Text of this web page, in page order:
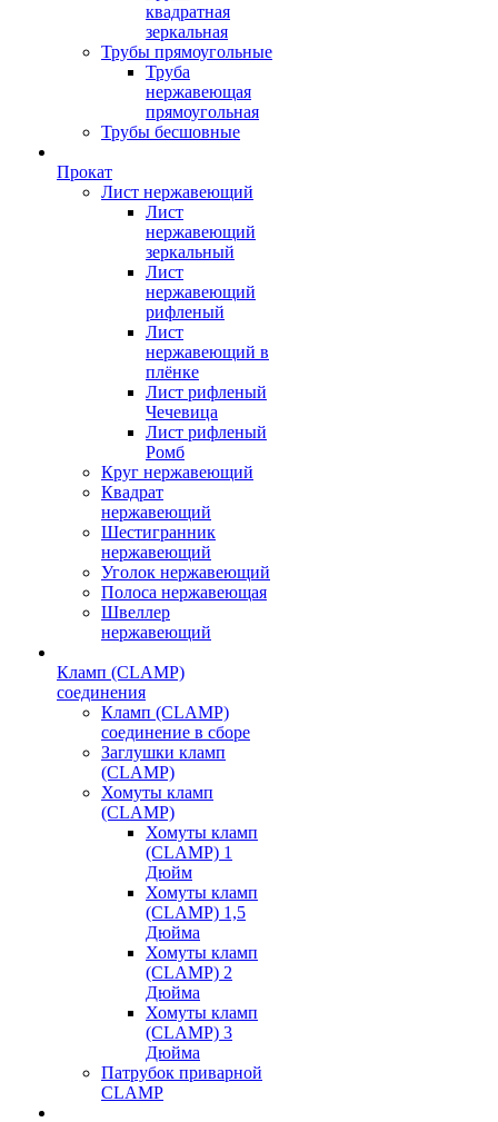
квадратная
зеркальная
Трубы прямоугольные
Труба
нержавеющая
прямоугольная
Трубы бесшовные
Прокат
Лист нержавеющий
Лист
нержавеющий
зеркальный
Лист
нержавеющий
рифленый
Лист
нержавеющий в
плёнке
Лист рифленый
Чечевица
Лист рифленый
Ромб
Круг нержавеющий
Квадрат
нержавеющий
Шестигранник
нержавеющий
Уголок нержавеющий
Полоса нержавеющая
Швеллер
нержавеющий
Кламп (CLAMP)
соединения
Кламп (CLAMP)
соединение в сборе
Заглушки кламп
(CLAMP)
Хомуты кламп
(CLAMP)
Хомуты кламп
(CLAMP) 1
Дюйм
Хомуты кламп
(CLAMP) 1,5
Дюйма
Хомуты кламп
(CLAMP) 2
Дюйма
Хомуты кламп
(CLAMP) 3
Дюйма
Патрубок приварной
CLAMP